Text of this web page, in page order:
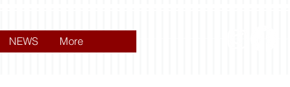
NEWS More